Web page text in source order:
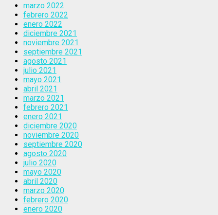
marzo 2022
febrero 2022
enero 2022
diciembre 2021
noviembre 2021
septiembre 2021
agosto 2021
julio 2021
mayo 2021
abril 2021
marzo 2021
febrero 2021
enero 2021
diciembre 2020
noviembre 2020
septiembre 2020
agosto 2020
julio 2020
mayo 2020
abril 2020
marzo 2020
febrero 2020
enero 2020